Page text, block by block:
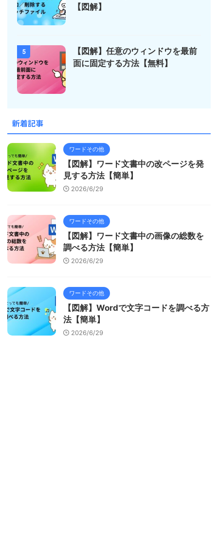
【図解】
5
【図解】任意のウィンドウを最前
面に固定する方法【無料】
新着記事
ワードその他
【図解】ワード文書中の改ページを発
見する方法【簡単】
2026/6/29
ワードその他
【図解】ワード文書中の画像の総数を
調べる方法【簡単】
2026/6/29
ワードその他
【図解】Wordで文字コードを調べる方
法【簡単】
2026/6/29